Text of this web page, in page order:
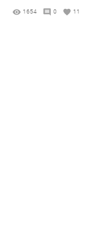
1654 0 11